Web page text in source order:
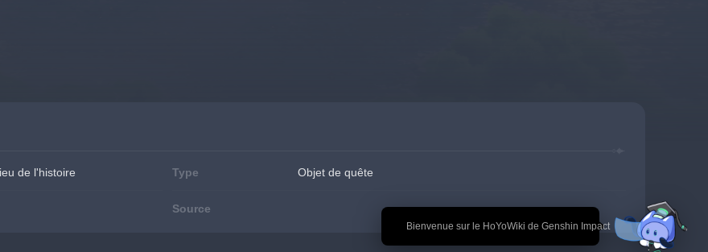
🎉 Bienvenue sur le HoYoWiki de Genshin Impact
de l'histoire Type Objet de quête
Source